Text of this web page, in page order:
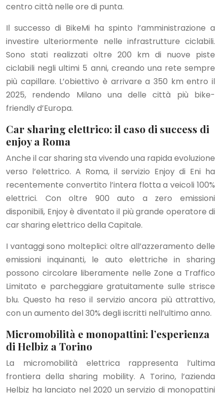
centro città nelle ore di punta.
Il successo di BikeMi ha spinto l’amministrazione a
investire ulteriormente nelle infrastrutture ciclabili.
Sono stati realizzati oltre 200 km di nuove piste
ciclabili negli ultimi 5 anni, creando una rete sempre
più capillare. L’obiettivo è arrivare a 350 km entro il
2025, rendendo Milano una delle città più bike-
friendly d’Europa.
Car sharing elettrico: il caso di success di
enjoy a Roma
Anche il car sharing sta vivendo una rapida evoluzione
verso l’elettrico. A Roma, il servizio Enjoy di Eni ha
recentemente convertito l’intera flotta a veicoli 100%
elettrici. Con oltre 900 auto a zero emissioni
disponibili, Enjoy è diventato il più grande operatore di
car sharing elettrico della Capitale.
I vantaggi sono molteplici: oltre all’azzeramento delle
emissioni inquinanti, le auto elettriche in sharing
possono circolare liberamente nelle Zone a Traffico
Limitato e parcheggiare gratuitamente sulle strisce
blu. Questo ha reso il servizio ancora più attrattivo,
con un aumento del 30% degli iscritti nell’ultimo anno.
Micromobilità e monopattini: l’esperienza
di Helbiz a Torino
La micromobilità elettrica rappresenta l’ultima
frontiera della sharing mobility. A Torino, l’azienda
Helbiz ha lanciato nel 2020 un servizio di monopattini